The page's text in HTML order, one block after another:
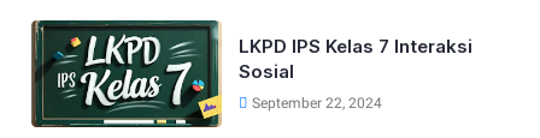
LKPD IPS Kelas 7 Interaksi
Sosial
September 22, 2024